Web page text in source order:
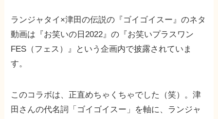
ランジャタイ×津田の伝説の『ゴイゴイスー』のネタ
動画は『お笑いの日2022』の『お笑いプラスワン
FES（フェス）』という企画内で披露されていま
す。
このコラボは、正直めちゃくちゃでした（笑）。津
田さんの代名詞「ゴイゴイスー」を軸に、ランジャ